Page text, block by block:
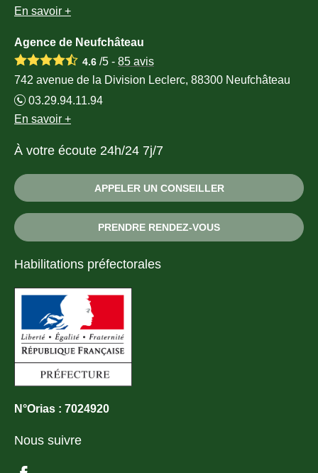
En savoir +
Agence de Neufchâteau
4.6 /5 - 85 avis
742 avenue de la Division Leclerc, 88300 Neufchâteau
03.29.94.11.94
En savoir +
À votre écoute 24h/24 7j/7
APPELER UN CONSEILLER
PRENDRE RENDEZ-VOUS
Habilitations préfectorales
N°Orias : 7024920
Nous suivre